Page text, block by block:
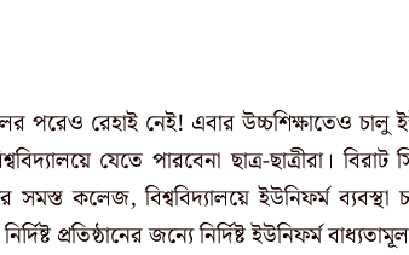
পরেও রেহাই নেই! এবার উচ্চশিক্ষাতেও চালু
যেতে পারবেনা ছাত্র-ছাত্রীরা।
সমস্ত কলেজ, বিশ্ববিদ্যালয়ে ইউনিফর্ম
প্রতিষ্ঠানের জন্যে নির্দিষ্ট ইউনিফর্ম